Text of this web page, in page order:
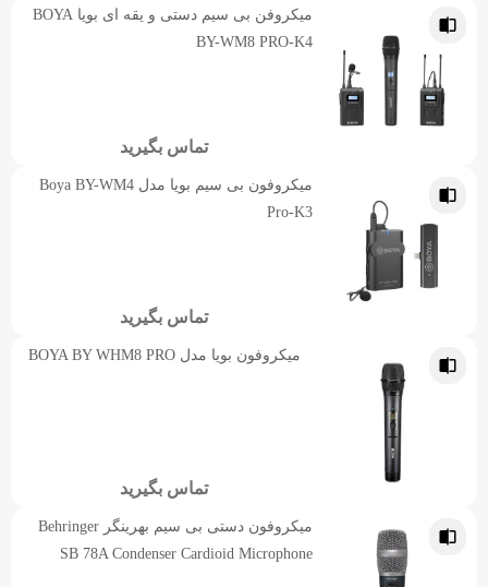
میکروفن بی سیم دستی و یقه ای بویا BOYA
BY-WM8 PRO-K4
تماس بگیرید
میکروفون بی سیم بویا مدل Boya BY-WM4
Pro-K3
تماس بگیرید
میکروفون بویا مدل BOYA BY WHM8 PRO
تماس بگیرید
میکروفون دستی بی سیم بهرینگر Behringer
SB 78A Condenser Cardioid Microphone